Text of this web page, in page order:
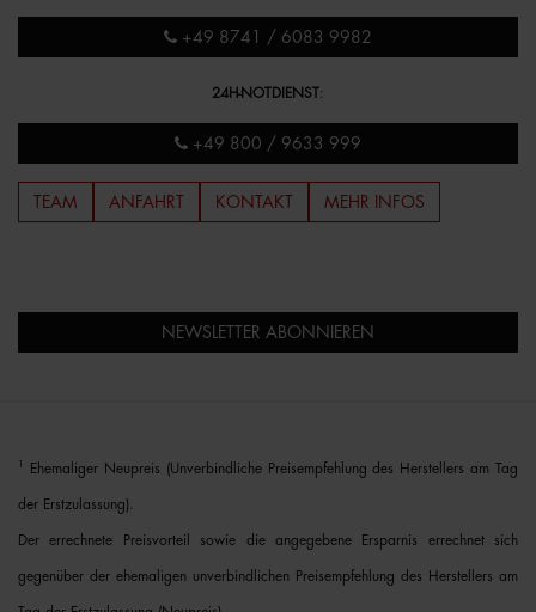
+49 8741 / 6083 9982
24H-NOTDIENST:
+49 800 / 9633 999
TEAM ANFAHRT KONTAKT MEHR INFOS
NEWSLETTER ABONNIEREN
Ehemaliger Neupreis (Unverbindliche Preisempfehlung des Herstellers am Tag
der Erstzulassung).
Der errechnete Preisvorteil sowie die angegebene Ersparnis errechnet sich
gegenüber der ehemaligen unverbindlichen Preisempfehlung des Herstellers am